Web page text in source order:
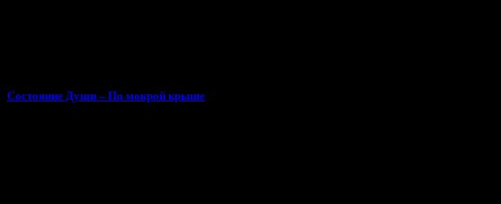
Состояние Души – По мокрой крыше